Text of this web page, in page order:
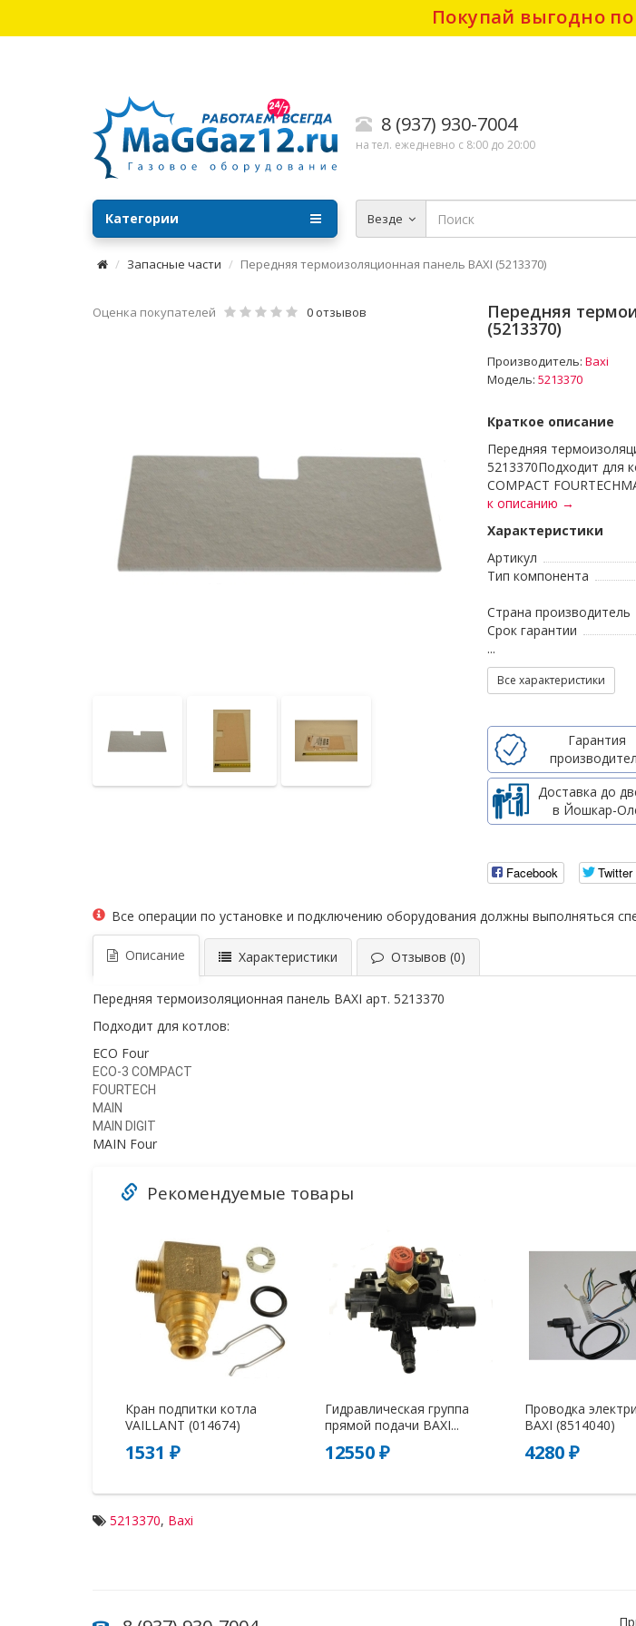
Покупай выгодно
8 (937) 930-7004
на тел. ежедневно с 8:00 до 20:00
Везде
Категории
Запасные части Передняя термоизоляционная панель BAXI (5213370)
Оценка покупателей 0 отзывов Передняя
(5213370)
Производитель: Baxi
Модель: 5213370
Краткое описание
Передняя
5213370Подходит для
COMPACT
к описанию →
Характеристики
Артикул
Тип компонента
Страна производитель
Срок гарантии
...
Все характеристики
Гарантия
Доставка до
в Йошкар-
Facebook Twitter
Все операции по установке и подключению оборудования должны выполняться
Описание Характеристики Отзывов (0)
Передняя термоизоляционная панель BAXI арт. 5213370
Подходит для котлов:
ECO Four
ECO-3 COMPACT
FOURTECH
MAIN
MAIN DIGIT
MAIN Four
Рекомендуемые товары
Кран подпитки котла
VAILLANT (014674)
1531 ₽
Гидравлическая группа
прямой подачи BAXI...
12550 ₽
Проводка
BAXI (8514040)
4280 ₽
5213370, Baxi